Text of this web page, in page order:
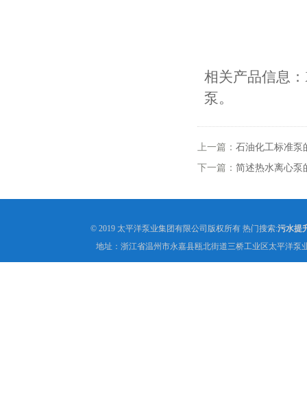
相关产品信息
泵。
上一篇： 石油化工标准泵
下一篇： 简述热水离心泵
© 2019 太平洋泵业集团有限公司版权所有 热门搜索:污水提
地址：浙江省温州市永嘉县瓯北街道三桥工业区太平洋泵